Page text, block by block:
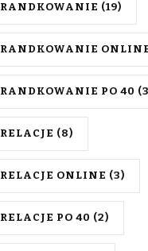
RANDKOWANIE (19)
RANDKOWANIE
RANDKOWANIE PO 40
RELACJE (8)
RELACJE ONLINE (3)
RELACJE PO 40 (2)